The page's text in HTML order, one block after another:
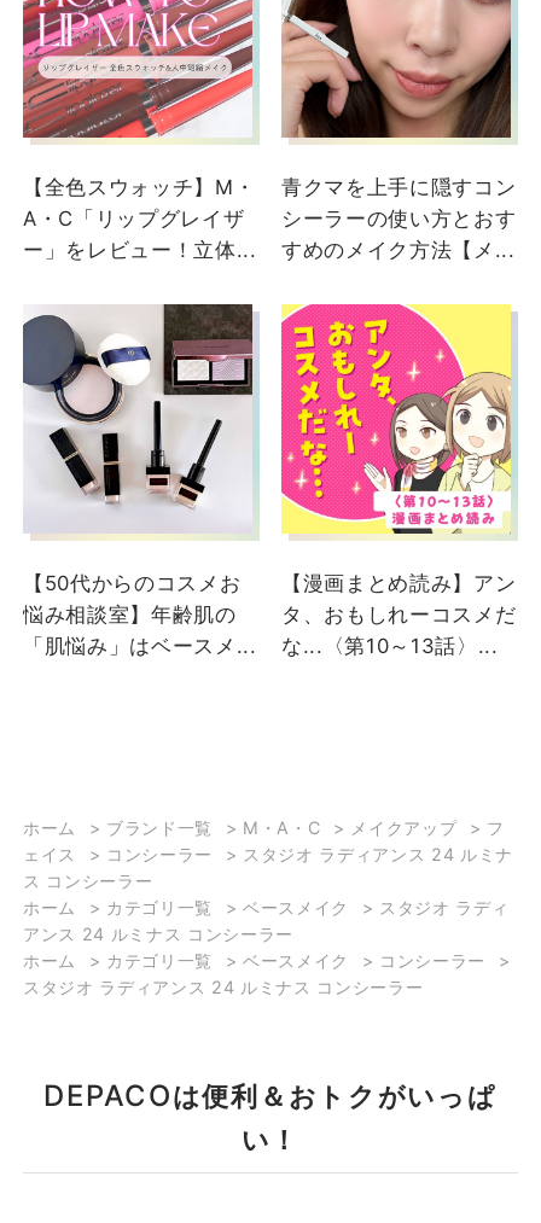
【全色スウォッチ】M・
A・C「リップグレイザ
ー」をレビュー！立体...
青クマを上手に隠すコン
シーラーの使い方とおす
すめのメイク方法【メ...
【50代からのコスメお
悩み相談室】年齢肌の
「肌悩み」はベースメ...
【漫画まとめ読み】アン
タ、おもしれーコスメだ
な...〈第10～13話〉...
ホーム > ブランド一覧 > M・A・C > メイクアップ > フ
ェイス
> コンシーラー > スタジオ ラディアンス 24 ルミナ
ス コンシーラー
ホーム
> カテゴリ一覧 >ベースメイク > スタジオ ラディ
アンス 24 ルミナス コンシーラー
ホーム
> カテゴリ一覧 >ベースメイク > コンシーラー
>
スタジオ ラディアンス 24 ルミナス コンシーラー
DEPACOは便利＆おトクがいっぱ
い！